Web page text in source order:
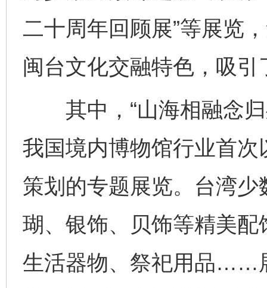
二十周年回顾展”等展览
闽台文化交融特色，吸
其中，“山海相融念
我国境内博物馆行业首
策划的专题展览。台湾
瑚、银饰、贝饰等精美
生活器物、祭祀用品……